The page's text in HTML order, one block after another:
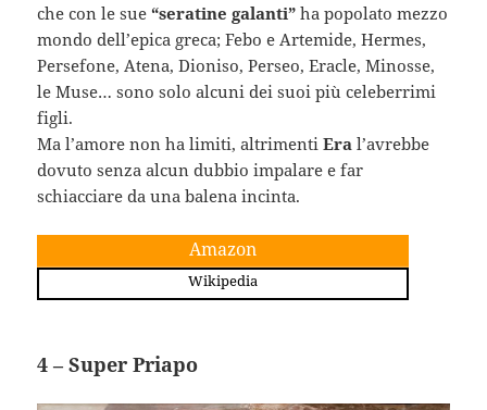
che con le sue“seratine galanti” ha popolato mezzo
mondo dell’epica greca; Febo e Artemide, Hermes,
Persefone, Atena, Dioniso, Perseo, Eracle, Minosse,
le Muse… sono solo alcuni dei suoi più celeberrimi
figli.
Ma l’amore non ha limiti, altrimentiEra l’avrebbe
dovuto senza alcun dubbio impalare e far
schiacciare da una balena incinta.
Amazon
Wikipedia
4 – Super Priapo